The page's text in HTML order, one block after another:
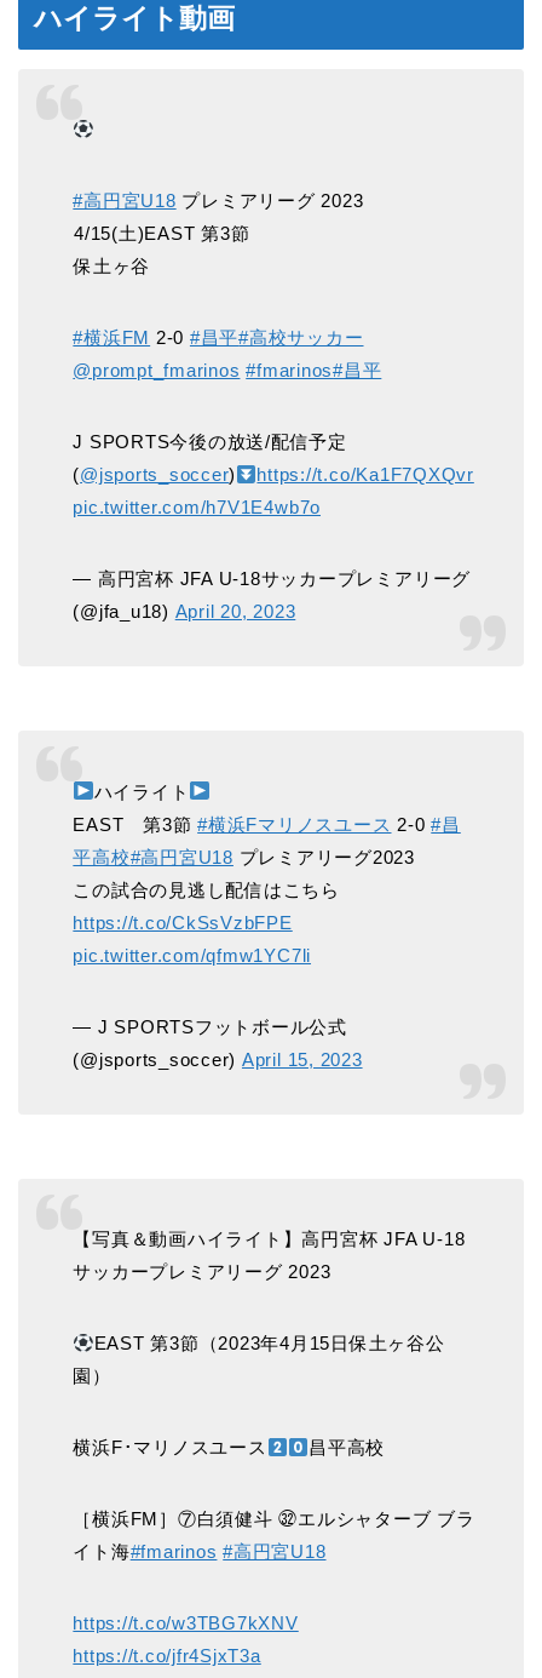
ハイライト動画
#高円宮U18 プレミアリーグ 2023
️4/15(土)EAST 第3節
️保土ヶ谷
#横浜FM 2-0 #昌平#高校サッカー
@prompt_fmarinos #fmarinos#昌平
J SPORTS今後の放送/配信予定
(@jsports_soccer)
https://t.co/Ka1F7QXQvr
pic.twitter.com/h7V1E4wb7o
— 高円宮杯 JFA U-18サッカープレミアリーグ
(@jfa_u18) April 20, 2023
ハイライト
EAST 第3節#横浜Fマリノスユース 2-0#昌
平高校#高円宮U18 プレミアリーグ2023
この試合の見逃し配信はこちら
https://t.co/CkSsVzbFPE
pic.twitter.com/qfmw1YC7li
— J SPORTSフットボール公式
(@jsports_soccer) April 15, 2023
【写真＆動画ハイライト】高円宮杯 JFA U-18
サッカープレミアリーグ 2023
EAST 第3節（2023年4月15日保土ヶ谷公
園）
横浜F･マリノスユース 昌平高校
［横浜FM］⑦白須健斗 ㉜エルシャターブ ブラ
イト海#fmarinos #高円宮U18
https://t.co/w3TBG7kXNV
https://t.co/jfr4SjxT3a